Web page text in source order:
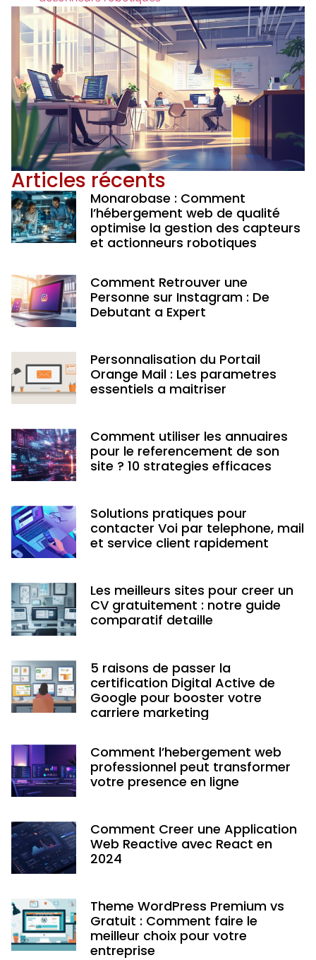
Articles récents
Monarobase : Comment
l’hébergement web de qualité
optimise la gestion des capteurs
et actionneurs robotiques
Comment Retrouver une
Personne sur Instagram : De
Debutant a Expert
Personnalisation du Portail
Orange Mail : Les parametres
essentiels a maitriser
Comment utiliser les annuaires
pour le referencement de son
site ? 10 strategies efficaces
Solutions pratiques pour
contacter Voi par telephone, mail
et service client rapidement
Les meilleurs sites pour creer un
CV gratuitement : notre guide
comparatif detaille
5 raisons de passer la
certification Digital Active de
Google pour booster votre
carriere marketing
Comment l’hebergement web
professionnel peut transformer
votre presence en ligne
Comment Creer une Application
Web Reactive avec React en
2024
Theme WordPress Premium vs
Gratuit : Comment faire le
meilleur choix pour votre
entreprise